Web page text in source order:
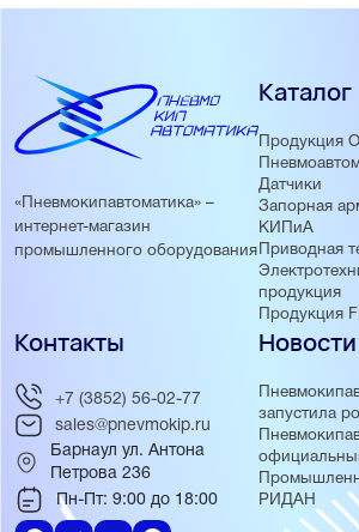
«Пневмокипавтоматика» –
интернет-магазин
промышленного оборудования
Каталог
Продукция
Датчики
Запорная
КИПиА
Приводная
продукция
Продукция
Новости
запустила
РИДАН
Контакты
+7 (3852) 56-02-77
sales@pnevmokip.ru
Барнаул ул. Антона
Петрова 236
Пн-Пт: 9:00 до 18:00